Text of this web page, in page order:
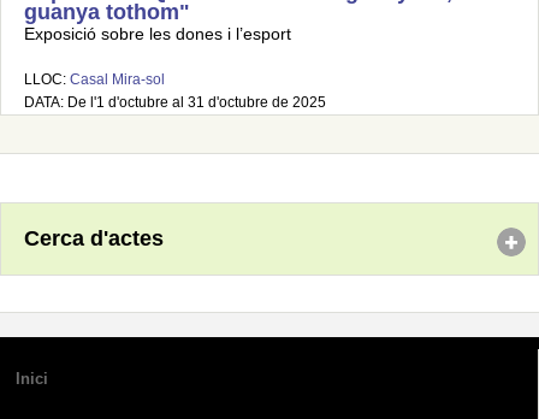
guanya tothom"
Exposició sobre les dones i l’esport
LLOC: Casal Mira-sol
DATA: De l'1 d'octubre al 31 d'octubre de 2025
Cerca d'actes
Inici